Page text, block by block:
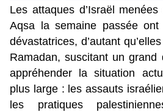
Les attaques d’Israël menées
Aqsa la semaine passée ont
dévastatrices, d’autant
Ramadan, suscitant un
appréhender la situation
plus large : les assauts
les pratiques